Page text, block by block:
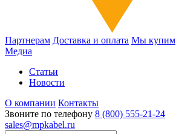
Партнерам Доставка и оплата Мы купим
Медиа
Статьи
Новости
О компании Контакты
Звоните по телефону 8 (800) 555-21-24
sales@mpkabel.ru